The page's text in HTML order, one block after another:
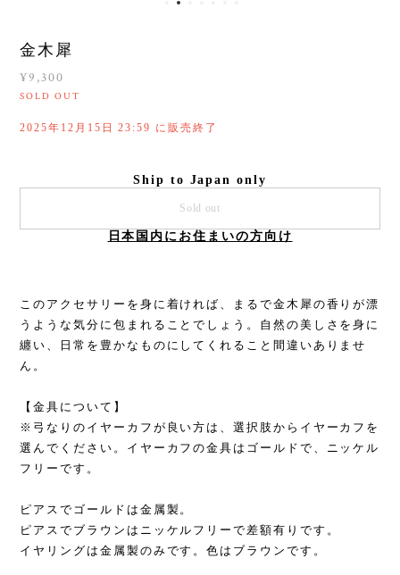
金木犀
¥9,300
SOLD OUT
2025年12月15日 23:59 に販売終了
Ship to Japan only
Sold out
日本国内にお住まいの方向け
このアクセサリーを身に着ければ、まるで金木犀の香りが漂
うような気分に包まれることでしょう。自然の美しさを身に
纏い、日常を豊かなものにしてくれること間違いありませ
ん。
【金具について】
※弓なりのイヤーカフが良い方は、選択肢からイヤーカフを
選んでください。イヤーカフの金具はゴールドで、ニッケル
フリーです。
ピアスでゴールドは金属製。
ピアスでブラウンはニッケルフリーで差額有りです。
イヤリングは金属製のみです。色はブラウンです。